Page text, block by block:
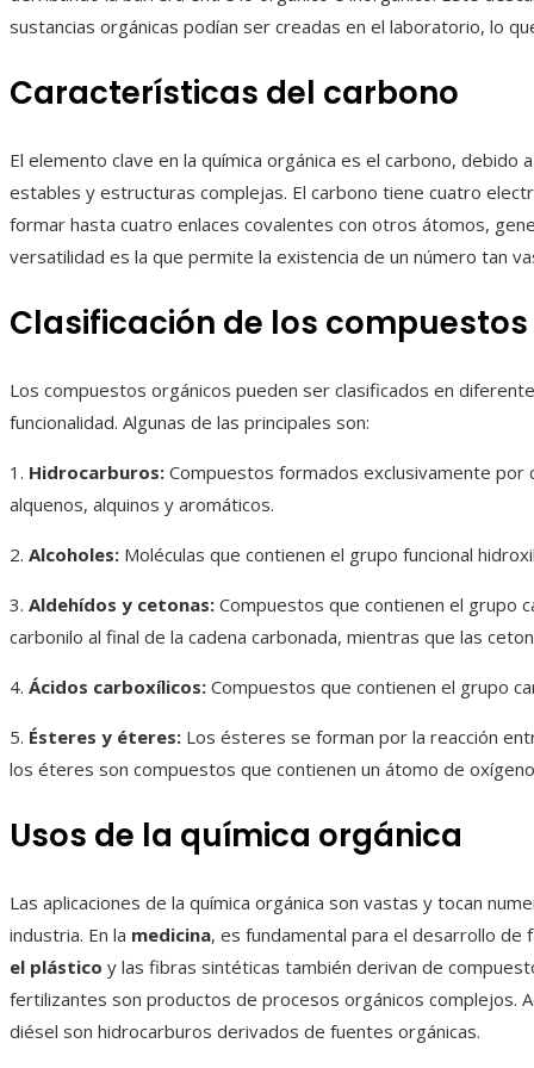
sustancias orgánicas podían ser creadas en el laboratorio, lo
Características del carbono
El elemento clave en la química orgánica es el carbono, debido
estables y estructuras complejas. El carbono tiene cuatro
formar hasta cuatro enlaces covalentes con otros átomos,
versatilidad es la que permite la existencia de un número tan
Clasificación de los
Los compuestos orgánicos pueden ser clasificados en
funcionalidad. Algunas de las principales son:
1. Hidrocarburos: Compuestos formados exclusivamente por
alquenos, alquinos y aromáticos.
2. Alcoholes: Moléculas que contienen el grupo funcional
3. Aldehídos y cetonas: Compuestos que contienen el grupo
carbonilo al final de la cadena carbonada, mientras que las
4. Ácidos carboxílicos: Compuestos que contienen el grupo
5. Ésteres y éteres: Los ésteres se forman por la reacción
los éteres son compuestos que contienen un átomo de
Usos de la química orgánica
Las aplicaciones de la química orgánica son vastas y tocan
industria. En la medicina, es fundamental para el desarrollo de
el plástico y las fibras sintéticas también derivan de
fertilizantes son productos de procesos orgánicos complejos.
diésel son hidrocarburos derivados de fuentes orgánicas.